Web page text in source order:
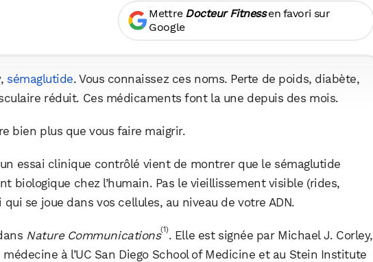
Mettre Docteur Fitnessen favori sur
Google
sémaglutide. Vous connaissez ces noms. Perte de poids, diabète,
réduit. Ces médicaments font la une depuis des mois.
bien plus que vous faire maigrir.
essai clinique contrôlé vient de montrer que le sémaglutide
biologique chez l’humain. Pas le vieillissement visible (rides,
qui se joue dans vos cellules, au niveau de votre ADN.
Nature Communications(1). Elle est signée par Michael J. Corley,
à l’UC San Diego School of Medicine et au Stein Institute